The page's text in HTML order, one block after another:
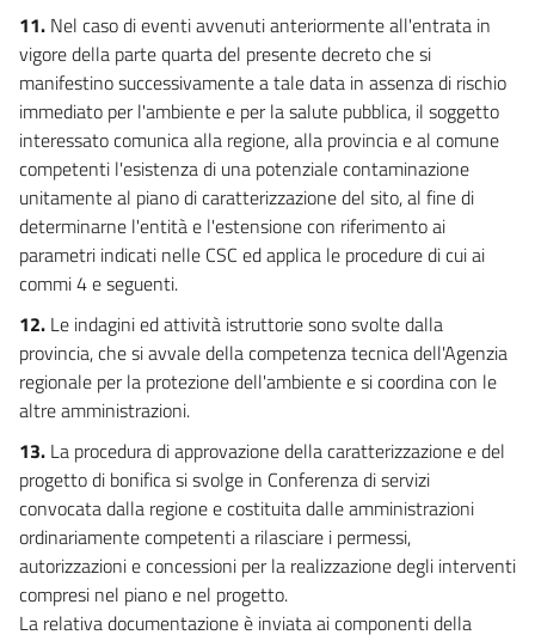
101
102
103
104
105
106
107
108
CAPO IV
ULTERIORI MISURE PER LA TUTELA DEI CORPI IDRICI
109
110
111
112
113
114
115
11. Nel caso di eventi avvenuti anteriormente all'entrata in
vigore della parte quarta del presente decreto che si
manifestino successivamente a tale data in assenza di rischio
immediato per l'ambiente e per la salute pubblica, il soggetto
interessato comunica alla regione, alla provincia e al comune
competenti l'esistenza di una potenziale contaminazione
unitamente al piano di caratterizzazione del sito, al fine di
determinarne l'entità e l'estensione con riferimento ai
parametri indicati nelle CSC ed applica le procedure di cui ai
commi 4 e seguenti.
12. Le indagini ed attività istruttorie sono svolte dalla
provincia, che si avvale della competenza tecnica dell'Agenzia
regionale per la protezione dell'ambiente e si coordina con le
altre amministrazioni.
13. La procedura di approvazione della caratterizzazione e del
progetto di bonifica si svolge in Conferenza di servizi
convocata dalla regione e costituita dalle amministrazioni
ordinariamente competenti a rilasciare i permessi,
autorizzazioni e concessioni per la realizzazione degli interventi
compresi nel piano e nel progetto.
La relativa documentazione è inviata ai componenti della